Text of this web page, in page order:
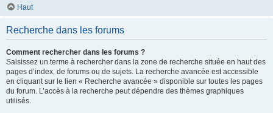
Haut
Recherche dans les forums
Comment rechercher dans les forums ?
Saisissez un terme à rechercher dans la zone de recherche située en haut des
pages d’index, de forums ou de sujets. La recherche avancée est accessible
en cliquant sur le lien « Recherche avancée » disponible sur toutes les pages
du forum. L’accès à la recherche peut dépendre des thèmes graphiques
utilisés.